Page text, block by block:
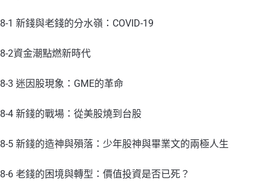
8-1 新錢與老錢的分水嶺：COVID-19
8-2資金潮點燃新時代
8-3 迷因股現象：GME的革命
8-4 新錢的戰場：從美股燒到台股
8-5 新錢的造神與殞落：少年股神與畢業文的兩極人生
8-6 老錢的困境與轉型：價值投資是否已死？